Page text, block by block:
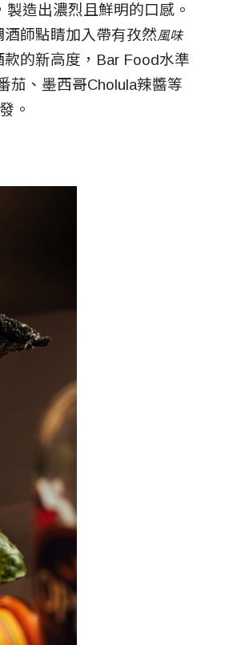
造出濃烈且鮮明的口感。
師點睛加入帶有孜然風味
款的新高度，Bar Food水準
茄、墨西哥Cholula辣醬等
。